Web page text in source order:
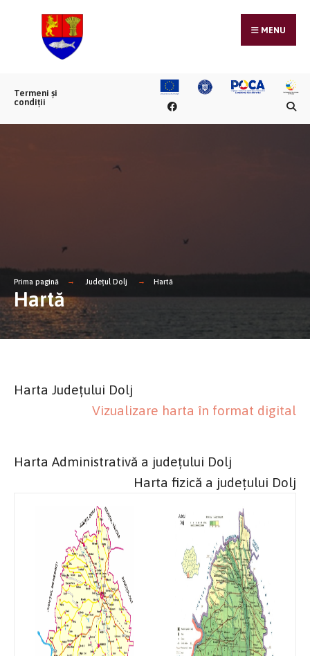
MENU
Termeni și
condiții
Prima pagină Județul Dolj Hartă
Hartă
Harta Județului Dolj
Vizualizare harta în format digital
Harta Administrativă a județului Dolj
Harta fizică a județului Dolj